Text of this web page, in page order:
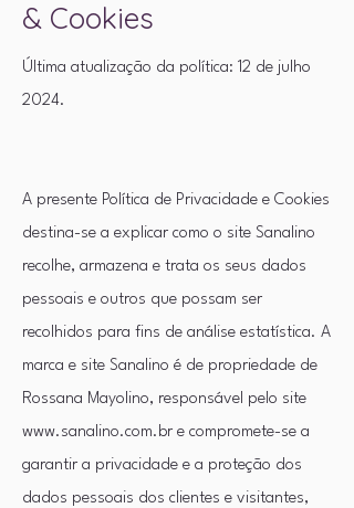
& Cookies
Última atualização da política: 12 de julho
2024.
A presente Política de Privacidade e Cookies
destina-se a explicar como o site Sanalino
recolhe, armazena e trata os seus dados
pessoais e outros que possam ser
recolhidos para fins de análise estatística. A
marca e site Sanalino é de propriedade de
Rossana Mayolino, responsável pelo site
www.sanalino.com.br e compromete-se a
garantir a privacidade e a proteção dos
dados pessoais dos clientes e visitantes,